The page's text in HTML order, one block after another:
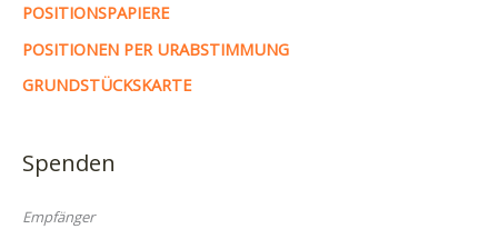
POSITIONSPAPIERE
POSITIONEN PER URABSTIMMUNG
GRUNDSTÜCKSKARTE
Spenden
Empfänger